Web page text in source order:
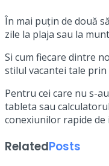
În mai puțin de două
zile la plaja sau la
Si cum fiecare dintre
stilul vacantei tale
Pentru cei care nu s-
tableta sau
conexiunilor rapide de
RelatedPosts